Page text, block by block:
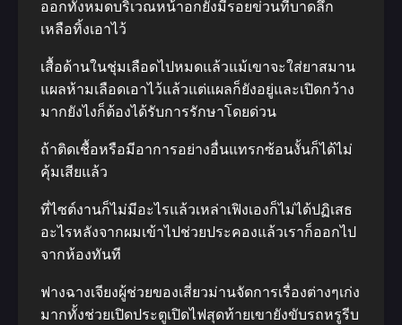
ออกทั้งหมดบริเวณหน้าอกยังมีรอยข่วนที่บาดลึก
เหลือทิ้งเอาไว้
เสื้อด้านในชุ่มเลือดไปหมดแล้วแม้เขาจะใส่ยาสมาน
แผลห้ามเลือดเอาไว้แล้วแต่แผลก็ยังอยู่และเปิดกว้าง
มากยังไงก็ต้องได้รับการรักษาโดยด่วน
ถ้าติดเชื้อหรือมีอาการอย่างอื่นแทรกซ้อนงั้นก็ได้ไม่
คุ้มเสียแล้ว
ที่ไซต์งานก็ไม่มีอะไรแล้วเหล่าเฟิงเองก็ไม่ได้ปฏิเสธ
อะไรหลังจากผมเข้าไปช่วยประคองแล้วเราก็ออกไป
จากห้องทันที
ฟางฉางเจียงผู้ช่วยของเสี่ยวม่านจัดการเรื่องต่างๆเก่ง
มากทั้งช่วยเปิดประตูเปิดไฟสุดท้ายเขายังขับรถหรูรีบ